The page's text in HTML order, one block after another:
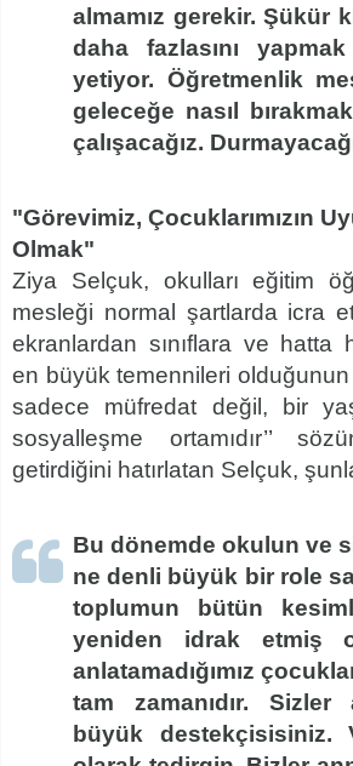
almamız gerekir. Şükür
daha fazlasını
yetiyor. Öğretmenlik
geleceğe nasıl
çalışacağız.
"Görevimiz, Çocuklarımızın
Olmak"
Ziya Selçuk, okulları eğitim
mesleği normal şartlarda icra
ekranlardan sınıflara ve hatta
en büyük temennileri olduğunun
sadece müfredat değil, bir
sosyalleşme ortamıdır’’
getirdiğini hatırlatan Selçuk,
Bu dönemde okulun ve
ne denli büyük bir role
toplumun bütün
yeniden idrak etmiş
anlatamadığımız
tam zamanıdır. Sizler
büyük destekçisisiniz.